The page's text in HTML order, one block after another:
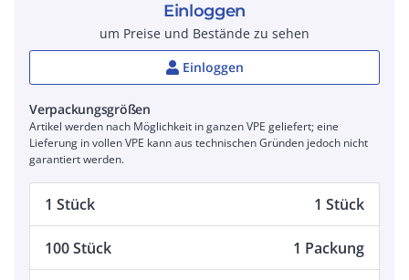
Einloggen
um Preise und Bestände zu sehen
Einloggen
Verpackungsgrößen
Artikel werden nach Möglichkeit in ganzen VPE geliefert; eine
Lieferung in vollen VPE kann aus technischen Gründen jedoch nicht
garantiert werden.
1 Stück 1 Stück
100 Stück 1 Packung